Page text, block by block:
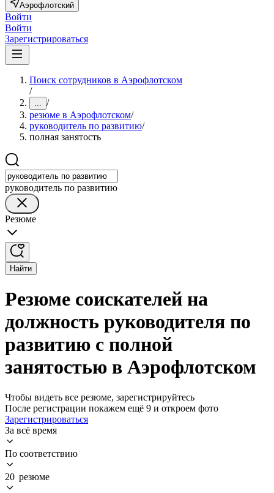
Аэрофлотский
Войти
Войти
Зарегистрироваться
Поиск сотрудников в Аэрофлотском
/
... /
резюме в Аэрофлотском/
руководитель по развитию/
полная занятость
руководитель по развитию
Резюме
Найти
Резюме соискателей на
должность руководителя по
развитию с полной
занятостью в Аэрофлотском
Чтобы видеть все резюме, зарегистрируйтесь
После регистрации покажем ещё 9 и откроем фото
Зарегистрироваться
За всё время
По соответствию
20 резюме